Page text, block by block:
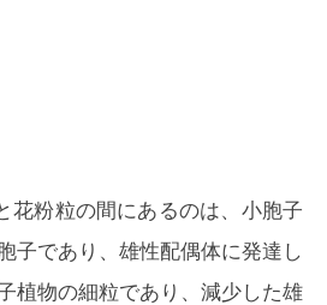
花粉粒の間にあるのは、 小胞子
子であり、雄性配偶体に発達し
植物の細粒であり、減少した雄